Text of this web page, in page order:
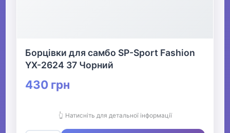
Борцівки для самбо SP-Sport Fashion
YX-2624 37 Чорний
430 грн
👆 Натисніть для детальної інформації